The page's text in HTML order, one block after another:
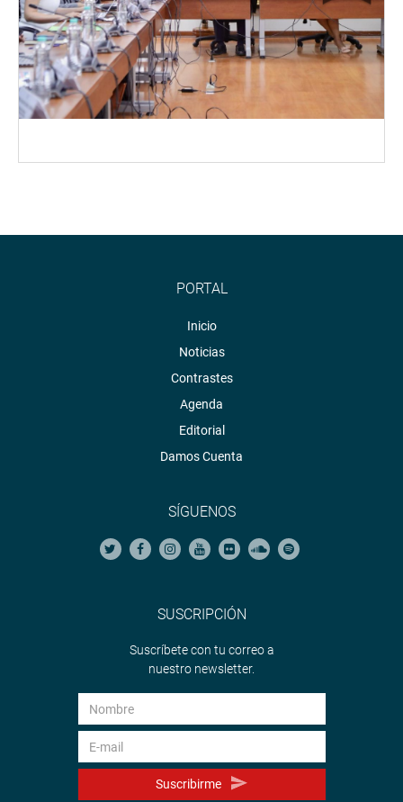
PORTAL
Inicio
Noticias
Contrastes
Agenda
Editorial
Damos Cuenta
SÍGUENOS
SUSCRIPCIÓN
Suscríbete con tu correo a
nuestro newsletter.
Suscribirme